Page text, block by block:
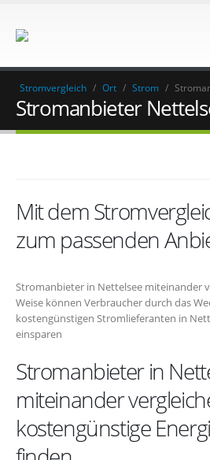
Stromvergleich / Ort / Strom /
Stromanbieter
Mit dem
zum passenden
Stromanbieter in Nettelsee miteinander
Weise können Verbraucher durch das
kostengünstigen Stromlieferanten in
einsparen
Stromanbieter in
miteinander
kostengünstige